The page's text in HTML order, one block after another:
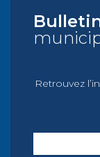
Retrouvez